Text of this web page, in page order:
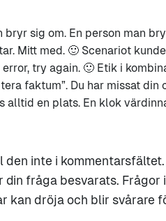
sig om. En person man
Mitt med. 🙂 Scenariot
try again. 🙂 Etik i
faktum”. Du har missat din
alltid en plats. En klok
den inte i kommentarsfältet.
din fråga besvarats. Frågor
kan dröja och blir svårare